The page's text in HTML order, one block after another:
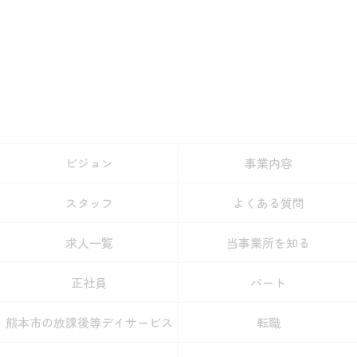
ビジョン 事業内容
スタッフ よくある質問
求人一覧 当事業所を知る
正社員 パート
熊本市の放課後等デイサービス 転職